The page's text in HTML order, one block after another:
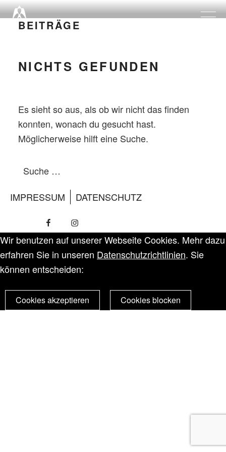
Zum
InhaltBEITRÄGE
NICHTS GEFUNDEN
Es sieht so aus, als ob wir nicht das finden
konnten, wonach du gesucht hast.
Möglicherweise hilft eine Suche.
Suche
IMPRESSUM DATENSCHUTZ
Wir benutzen auf unserer Webseite Cookies. Mehr dazu
erfahren Sie in unseren Datenschutzrichtlinien. Sie
können entscheiden:
Cookies akzeptieren Cookies blocken